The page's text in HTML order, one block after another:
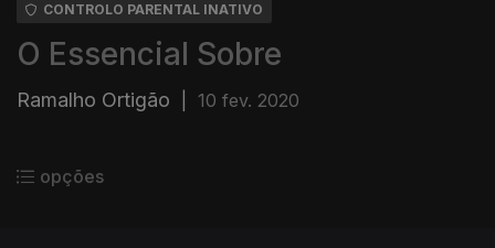
CONTROLO PARENTAL INATIVO
O Essencial Sobre
Ramalho Ortigão 10 fev. 2020
opções